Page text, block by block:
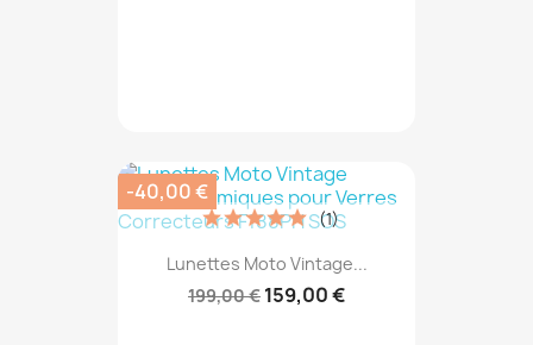
Lunettes Moto Vintage...
199,00 € 159,00 €
(1)
-40,00 €